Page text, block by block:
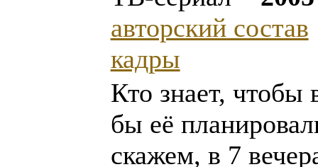
авторский состав
кадры
Кто знает,
бы её
скажем, в 7